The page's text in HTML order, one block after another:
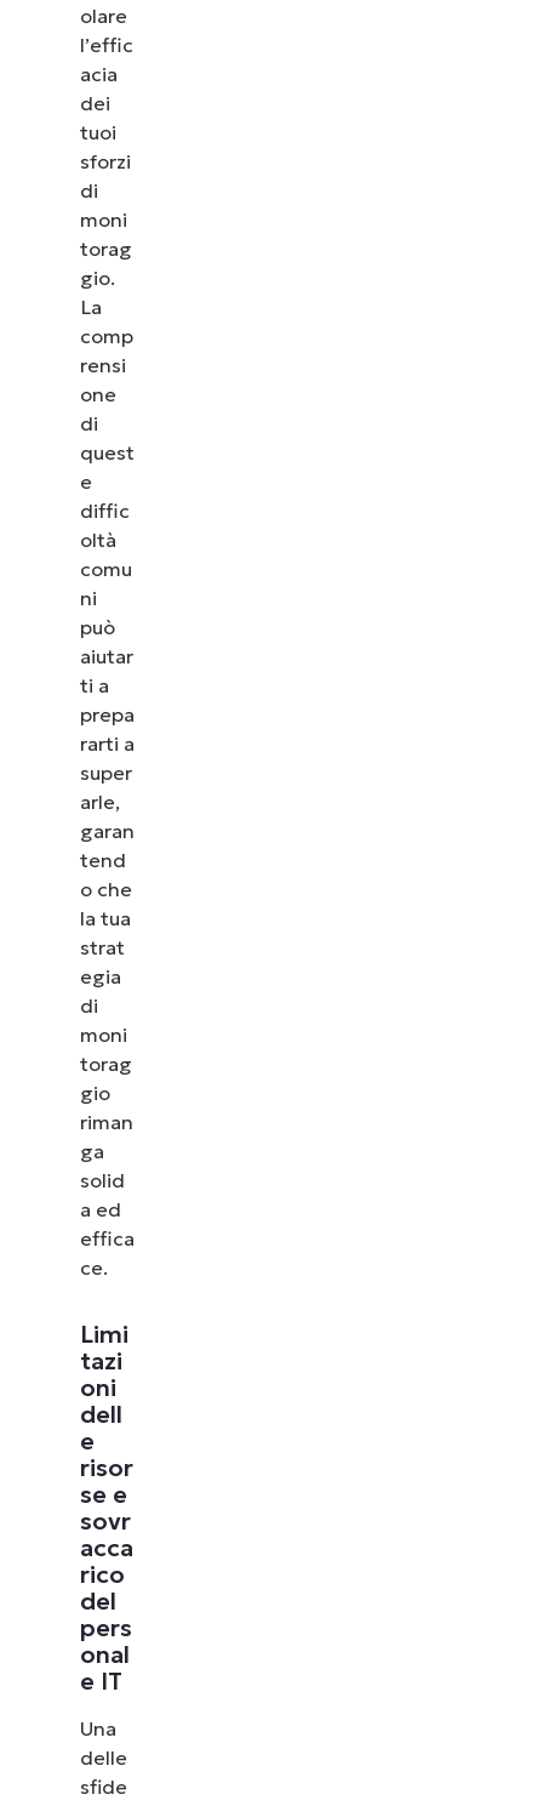
olare
l’effic
acia
dei
tuoi
sforzi
di
moni
torag
gio.
La
comp
rensi
one
di
quest
e
diffic
oltà
comu
ni
può
aiutar
ti a
prepa
rarti a
super
arle,
garan
tend
o che
la tua
strat
egia
di
moni
torag
gio
riman
ga
solid
a ed
effica
ce.
Limi
tazi
oni
dell
e
risor
se e
sovr
acca
rico
del
pers
onal
e IT
Una
delle
sfide